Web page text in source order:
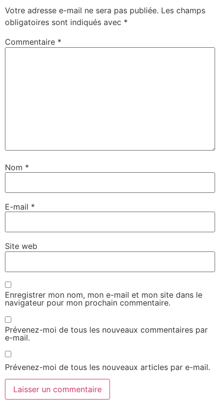
Votre adresse e-mail ne sera pas publiée. Les champs
obligatoires sont indiqués avec *
Commentaire *
Nom *
E-mail *
Site web
Enregistrer mon nom, mon e-mail et mon site dans le
navigateur pour mon prochain commentaire.
Prévenez-moi de tous les nouveaux commentaires par
e-mail.
Prévenez-moi de tous les nouveaux articles par e-mail.